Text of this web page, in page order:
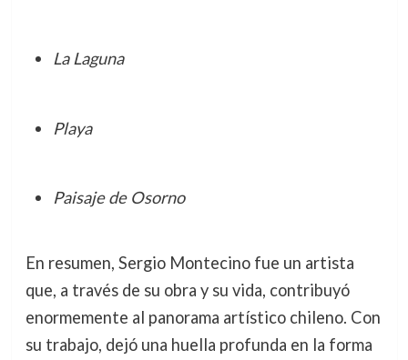
La Laguna
Playa
Paisaje de Osorno
En resumen, Sergio Montecino fue un artista
que, a través de su obra y su vida, contribuyó
enormemente al panorama artístico chileno. Con
su trabajo, dejó una huella profunda en la forma